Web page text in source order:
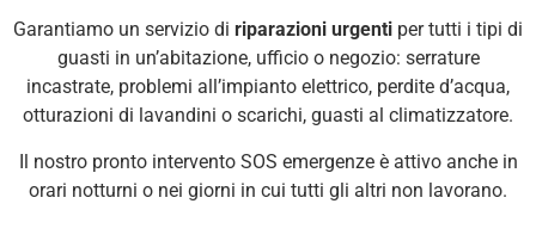
Garantiamo un servizio di riparazioni urgenti per tutti i tipi di
guasti in un’abitazione, ufficio o negozio: serrature
incastrate, problemi all’impianto elettrico, perdite d’acqua,
otturazioni di lavandini o scarichi, guasti al climatizzatore.
Il nostro pronto intervento SOS emergenze è attivo anche in
orari notturni o nei giorni in cui tutti gli altri non lavorano.